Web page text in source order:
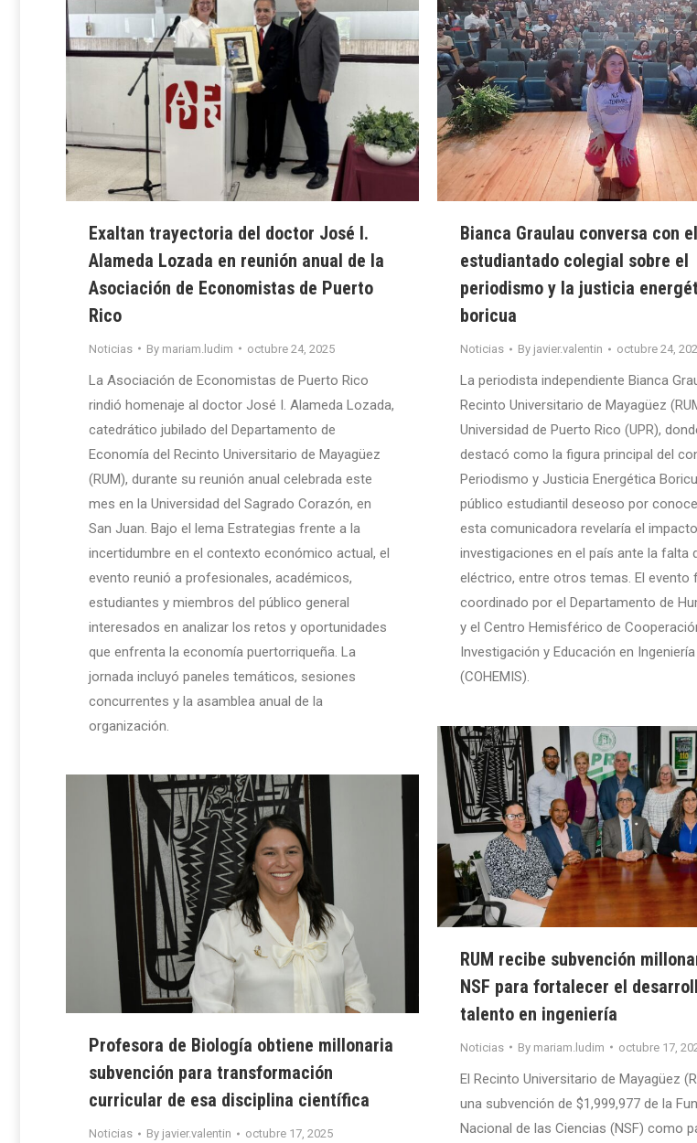
Exaltan trayectoria del doctor José I.
Alameda Lozada en reunión anual de la
Asociación de Economistas de Puerto
Rico
Noticias By mariam.ludim octubre 24, 2025
La Asociación de Economistas de Puerto Rico
rindió homenaje al doctor José I. Alameda Lozada,
catedrático jubilado del Departamento de
Economía del Recinto Universitario de Mayagüez
(RUM), durante su reunión anual celebrada este
mes en la Universidad del Sagrado Corazón, en
San Juan. Bajo el lema Estrategias frente a la
incertidumbre en el contexto económico actual, el
evento reunió a profesionales, académicos,
estudiantes y miembros del público general
interesados en analizar los retos y oportunidades
que enfrenta la economía puertorriqueña. La
jornada incluyó paneles temáticos, sesiones
concurrentes y la asamblea anual de la
organización.
Bianca Graulau conversa con el
estudiantado colegial sobre el
periodismo y la justicia
boricua
Noticias By javier.valentin octubre 24,
La periodista independiente Bianca
Recinto Universitario de Mayagüez
Universidad de Puerto Rico (UPR),
destacó como la figura principal del
Periodismo y Justicia Energética
público estudiantil deseoso por
esta comunicadora revelaría el
investigaciones en el país ante la falta
eléctrico, entre otros temas. El evento
coordinado por el Departamento de
y el Centro Hemisférico de
Investigación y Educación en Ingeniería
(COHEMIS).
RUM recibe subvención
NSF para fortalecer el
talento en ingeniería
Noticias By mariam.ludim octubre 17,
El Recinto Universitario de Mayagüez
una subvención de $1,999,977 de la
Nacional de las Ciencias (NSF) como
Profesora de Biología obtiene millonaria
subvención para transformación
curricular de esa disciplina científica
Noticias By javier.valentin octubre 17, 2025